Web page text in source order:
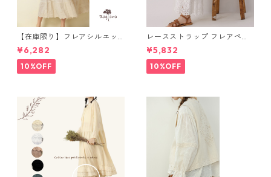
【在庫限り】フレアシルエッ
ト キャミワンピース 2col N
WP123
¥6,282
10%OFF
レースストラップ フレアペチ
パンツ Y 10925
¥5,832
10%OFF